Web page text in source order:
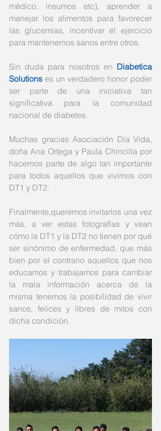
médico, insumos etc), aprender a
manejar los alimentos para favorecer
las glucemias, incentivar el ejercicio
para mantenernos sanos entre otros.
Sin duda para nosotros en Diabetica
Solutions es un verdadero honor poder
ser parte de una iniciativa tan
significativa para la comunidad
nacional de diabetes.
Muchas gracias Asociación Día Vida,
doña Ana Ortega y Paula Chincilla por
hacernos parte de algo tan importante
para todos aquellos que vivimos con
DT1 y DT2.
Finalmente,queremos invitarlos una vez
más, a ver estas fotografías y vean
cómo la DT1 y la DT2 no tienen por qué
ser sinónimo de enfermedad, que más
bien por el contrario aquellos que nos
educamos y trabajamos para cambiar
la mala información acerca de la
misma tenemos la posibilidad de vivir
sanos, felices y libres de mitos con
dicha condición.